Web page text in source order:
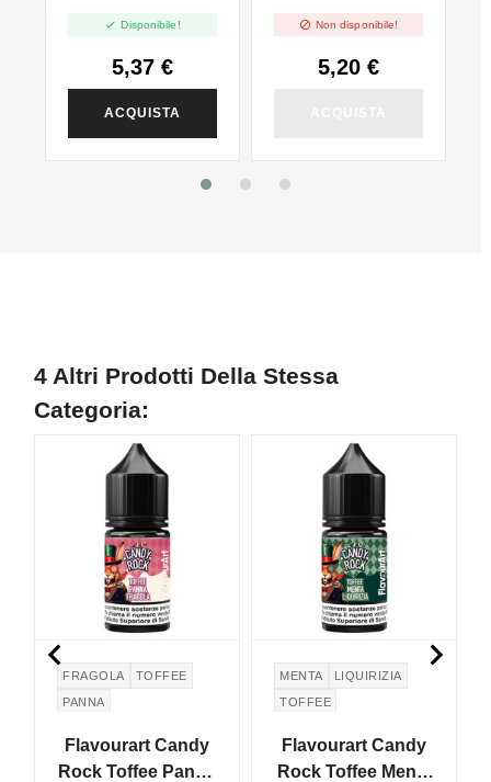
Mini Shot 10+20
 Disponibile!
5,37 €
ACQUISTA
 Non disponibile!
5,20 €
4 Altri Prodotti Della Stessa
Categoria:
FRAGOLA
TOFFEE
PANNA
Flavourart Candy
Rock Toffee Panna
MENTA
LIQUIRIZIA
TOFFEE
Flavourart Candy
Rock Toffee Menta
 